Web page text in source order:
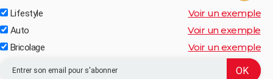
Lifestyle Voir un exemple
Auto Voir un exemple
Bricolage Voir un exemple